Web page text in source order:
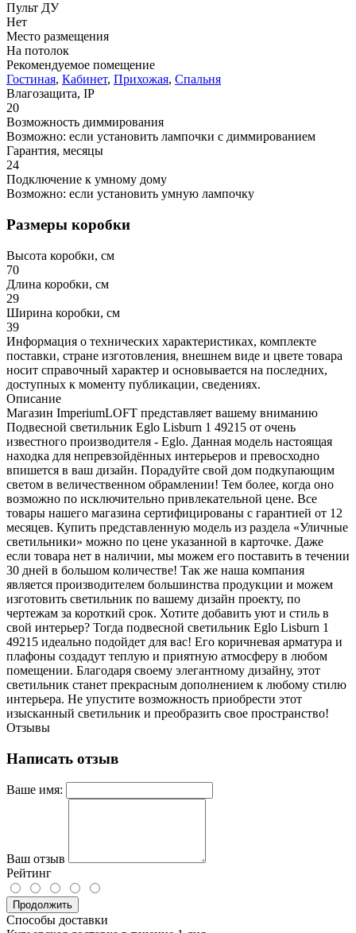
Пульт ДУ
Нет
Место размещения
На потолок
Рекомендуемое помещение
Гостиная, Кабинет, Прихожая, Спальня
Влагозащита, IP
20
Возможность диммирования
Возможно: если установить лампочки с диммированием
Гарантия, месяцы
24
Подключение к умному дому
Возможно: если установить умную лампочку
Размеры коробки
Высота коробки, см
70
Длина коробки, см
29
Ширина коробки, см
39
Информация о технических характеристиках, комплекте
поставки, стране изготовления, внешнем виде и цвете товара
носит справочный характер и основывается на последних,
доступных к моменту публикации, сведениях.
Описание
Магазин ImperiumLOFT представляет вашему вниманию
Подвесной светильник Eglo Lisburn 1 49215 от очень
известного производителя - Eglo. Данная модель настоящая
находка для непревзойдённых интерьеров и превосходно
впишется в ваш дизайн. Порадуйте свой дом подкупающим
светом в величественном обрамлении! Тем более, когда оно
возможно по исключительно привлекательной цене. Все
товары нашего магазина сертифицированы с гарантией от 12
месяцев. Купить представленную модель из раздела «Уличные
светильники» можно по цене указанной в карточке. Даже
если товара нет в наличии, мы можем его поставить в течении
30 дней в большом количестве! Так же наша компания
является производителем большинства продукции и можем
изготовить светильник по вашему дизайн проекту, по
чертежам за короткий срок. Хотите добавить уют и стиль в
свой интерьер? Тогда подвесной светильник Eglo Lisburn 1
49215 идеально подойдет для вас! Его коричневая арматура и
плафоны создадут теплую и приятную атмосферу в любом
помещении. Благодаря своему элегантному дизайну, этот
светильник станет прекрасным дополнением к любому стилю
интерьера. Не упустите возможность приобрести этот
изысканный светильник и преобразить свое пространство!
Отзывы
Написать отзыв
Ваше имя:
Ваш отзыв
Рейтинг
Продолжить
Способы доставки